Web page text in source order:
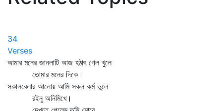
34
Verses
আমার মনের জানলাটি আজ হঠাৎ গেল খুলে
তোমার মনের দিকে।
সকালবেলার আলোয় আমি সকল কর্ম ভুলে
রইনু অনিমিখে।